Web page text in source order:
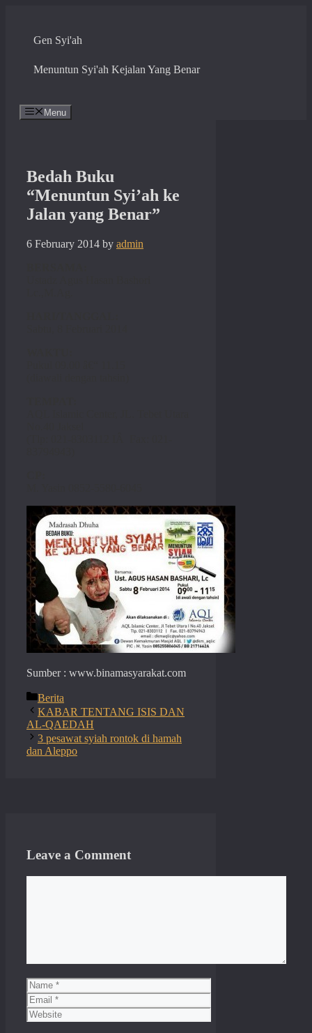
contentGen Syi'ah
Menuntun Syi'ah Kejalan Yang Benar
Menu
Bedah Buku
“Menuntun Syi’ah ke
Jalan yang Benar”
6 February 2014 by admin
Sumber : www.binamasyarakat.com
Categories
Berita
KABAR TENTANG ISIS DAN
AL-QAEDAH
3 pesawat syiah rontok di hamah
dan Aleppo
Leave a Comment
Name
Email
Website